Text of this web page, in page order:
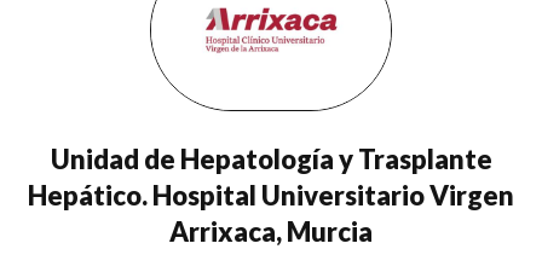
Unidad de Hepatología y Trasplante
Hepático. Hospital Universitario Virgen
Arrixaca, Murcia